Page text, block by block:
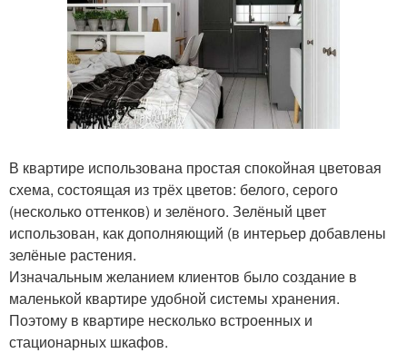
В квартире использована простая спокойная цветовая
схема, состоящая из трёх цветов: белого, серого
(несколько оттенков) и зелёного. Зелёный цвет
использован, как дополняющий (в интерьер добавлены
зелёные растения.
Изначальным желанием клиентов было создание в
маленькой квартире удобной системы хранения.
Поэтому в квартире несколько встроенных и
стационарных шкафов.